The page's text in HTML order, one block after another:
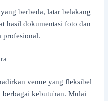
berbeda, latar belakang
hasil dokumentasi foto dan
profesional.
venue yang fleksibel
kebutuhan. Mulai